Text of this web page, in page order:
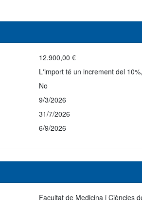
12.900,00 €
L'import té un increment del
No
9/3/2026
31/7/2026
6/9/2026
Facultat de Medicina i Ciències